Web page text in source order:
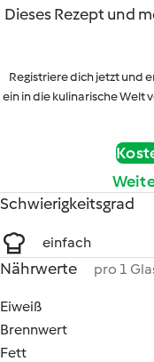
Dieses Rezept und
Registriere dich jetzt und
ein in die kulinarische Welt
Schwierigkeitsgrad
einfach
Nährwerte pro 1
Eiweiß
Brennwert
Fett